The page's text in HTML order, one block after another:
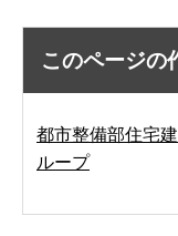
このページの
都市整備部住宅
ループ